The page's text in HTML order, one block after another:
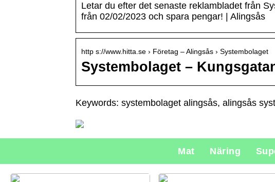
Letar du efter det senaste reklambladet från
från 02/02/2023 och spara pengar! | Alingsås
http s://www.hitta.se › Företag – Alingsås › Systembolaget
Systembolaget –
Keywords: systembolaget alingsås, alingsås
Mat Näring